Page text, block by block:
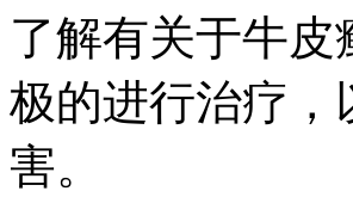
了解有关于牛
极的进行治疗，
害。